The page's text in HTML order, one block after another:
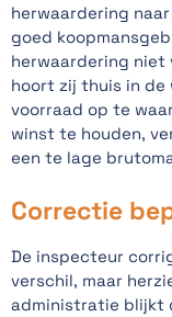
herwaardering
goed
herwaardering niet
hoort zij thuis in de
voorraad op te
winst te houden,
een te lage
Correctie
De inspecteur
verschil, maar
administratie blijkt